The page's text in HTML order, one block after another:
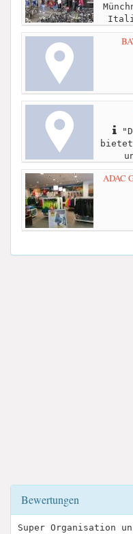
ADAC
Bewertungen
Super Organisation